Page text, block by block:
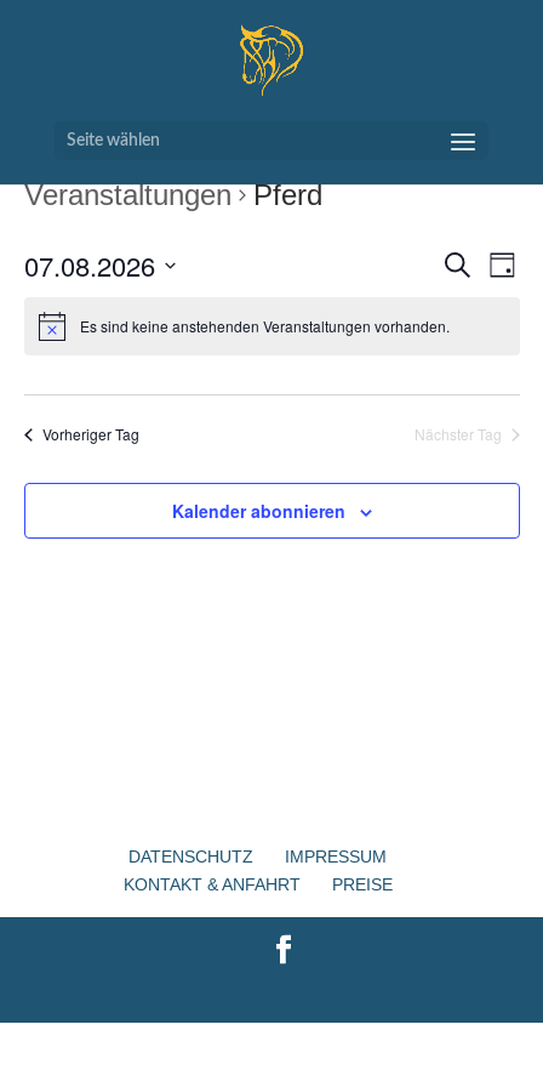
Seite wählen
Veranstaltungen Pferd
UND
Suche
Tag
07.08.2026
wählen.Es sind keine anstehenden Veranstaltungen vorhanden.
Vorheriger Tag Nächster Tag
Kalender abonnieren
DATENSCHUTZ
IMPRESSUM
KONTAKT & ANFAHRT
PREISE